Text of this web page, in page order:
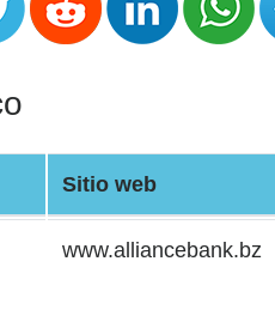
Sitio web
www.alliancebank.bz